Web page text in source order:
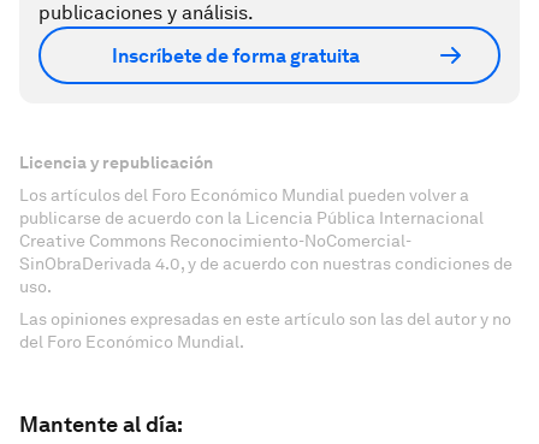
publicaciones y análisis.
Inscríbete de forma gratuita
Licencia y republicación
Los artículos del Foro Económico Mundial pueden volver a
publicarse de acuerdo con la Licencia Pública Internacional
Creative Commons Reconocimiento-NoComercial-
SinObraDerivada 4.0, y de acuerdo con nuestras condiciones de
uso.
Las opiniones expresadas en este artículo son las del autor y no
del Foro Económico Mundial.
Mantente al día: